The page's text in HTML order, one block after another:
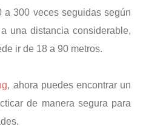
a 300 veces seguidas según
una distancia considerable,
ir de 18 a 90 metros.
, ahora puedes encontrar un
de manera segura para